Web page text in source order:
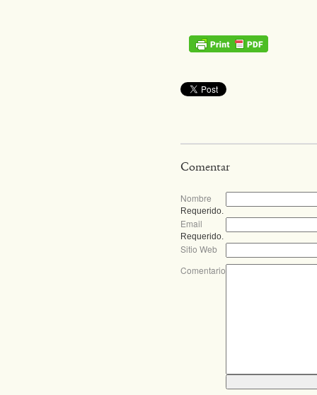
Comentar
Nombre
Requerido.
Email
Requerido.
Sitio Web
Comentario